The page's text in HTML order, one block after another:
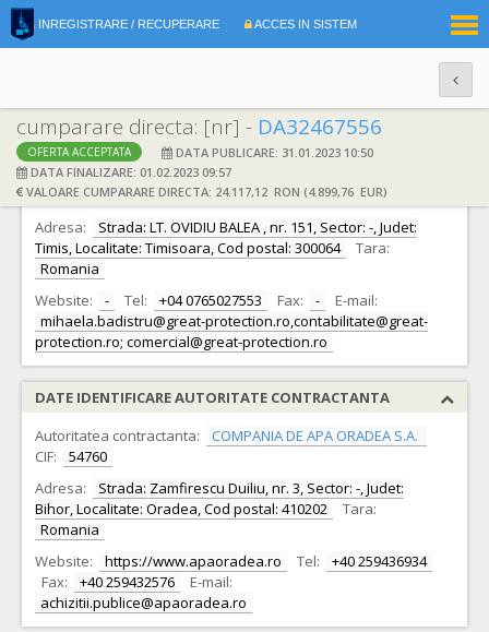
INREGISTRARE / RECUPERARE ACCES IN SISTEM
cumparare directa: [nr] - DA32467556
OFERTA ACCEPTATA
DATA PUBLICARE: 31.01.2023 10:50
DATA FINALIZARE: 01.02.2023 09:57
VALOARE CUMPARARE DIRECTA: 24.117,12 RON (4.899,76 EUR)
DATE IDENTIFICARE OFERTANT
Ofertant: S.C. GREAT PROTECTION S.R.L. CIF: 26115802
Adresa:
Strada: LT. OVIDIU BALEA , nr. 151, Sector: -, Judet:
Timis, Localitate: Timisoara, Cod postal: 300064
Tara:
Romania
Website:
- Tel: +04 0765027553 Fax: -
E-mail:
mihaela.badistru@great-protection.ro,contabilitate@great-
protection.ro; comercial@great-protection.ro
DATE IDENTIFICARE AUTORITATE CONTRACTANTA
Autoritatea contractanta:
COMPANIA DE APA ORADEA S.A.
CIF:
54760
Adresa:
Strada: Zamfirescu Duiliu, nr. 3, Sector: -, Judet:
Bihor, Localitate: Oradea, Cod postal: 410202
Tara:
Romania
Website:
https://www.apaoradea.ro Tel:
+40 259436934
Fax:
+40 259432576
E-mail:
achizitii.publice@apaoradea.ro